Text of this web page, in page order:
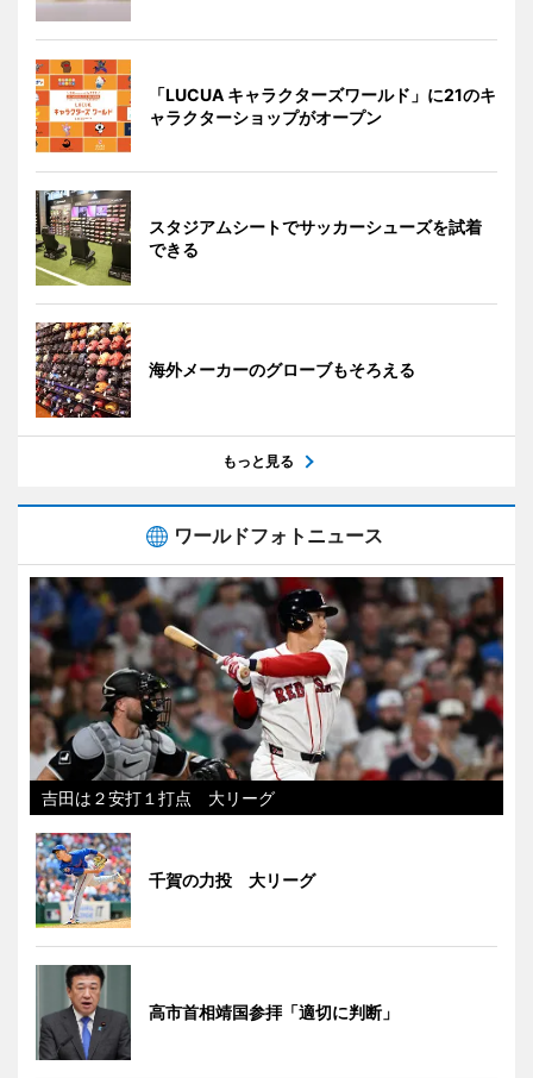
「LUCUA キャラクターズワールド」に21のキ
ャラクターショップがオープン
スタジアムシートでサッカーシューズを試着
できる
海外メーカーのグローブもそろえる
もっと見る
ワールドフォトニュース
吉田は２安打１打点 大リーグ
千賀の力投 大リーグ
高市首相靖国参拝「適切に判断」